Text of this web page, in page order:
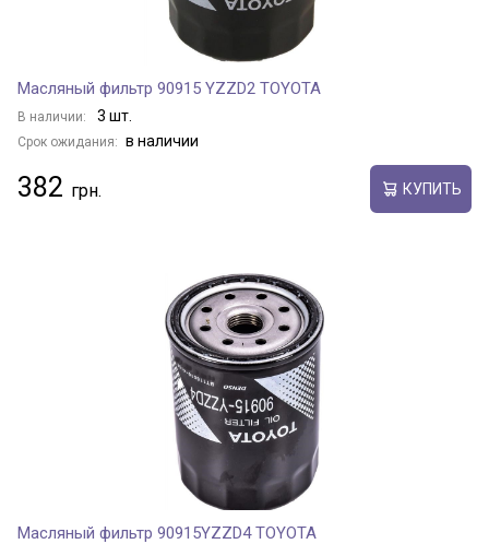
Масляный фильтр 90915 YZZD2 TOYOTA
В наличии: 3 шт.
Срок ожидания: в наличии
382 КУПИТЬ
Масляный фильтр 90915YZZD4 TOYOTA